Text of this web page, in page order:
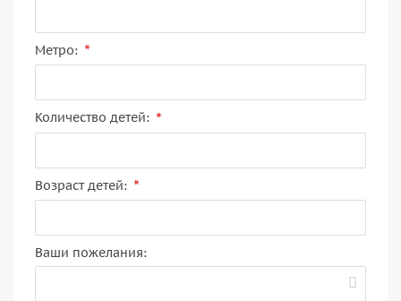
Метро: *
Количество детей: *
Возраст детей: *
Ваши пожелания: